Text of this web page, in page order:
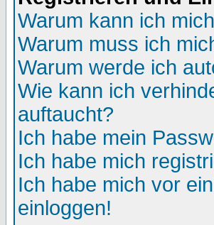
Warum kann ich
Warum muss ich
Warum werde ich
Wie kann ich
auftaucht?
Ich habe mein
Ich habe mich
Ich habe mich vor
einloggen!